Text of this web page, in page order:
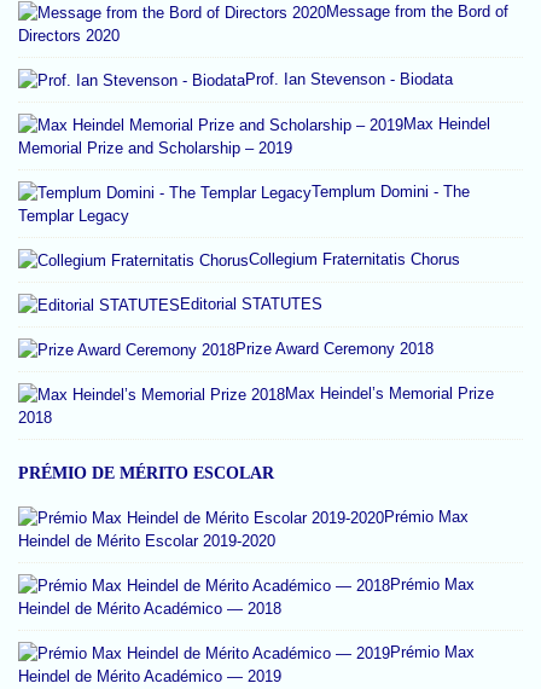
Message from the Bord of
Directors 2020
Prof. Ian Stevenson - Biodata
Max Heindel
Memorial Prize and Scholarship – 2019
Templum Domini - The
Templar Legacy
Collegium Fraternitatis Chorus
Editorial STATUTES
Prize Award Ceremony 2018
Max Heindel’s Memorial Prize
2018
PRÉMIO DE MÉRITO ESCOLAR
Prémio Max
Heindel de Mérito Escolar 2019-2020
Prémio Max
Heindel de Mérito Académico — 2018
Prémio Max
Heindel de Mérito Académico — 2019